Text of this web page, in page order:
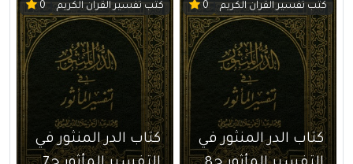
كتب تفسير القرآن الكريم 0
كتاب الدر المنثور في
كتب تفسير القرآن الكريم 0
كتاب الدر المنثور في